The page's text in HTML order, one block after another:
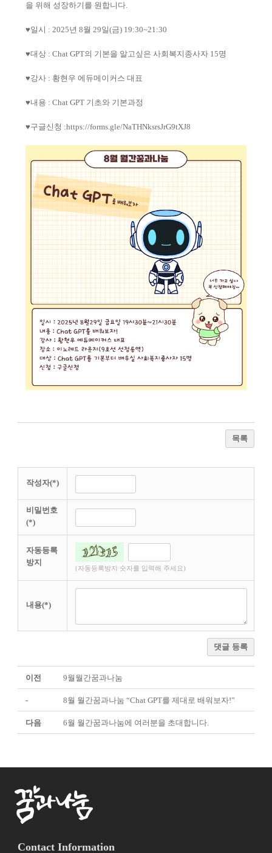
을 위해 성장하기를 원합니다.
♥일시 : 2025년 8월 29일(금) 19:30~21:30
♥대상 : Chat GPT의 기본을 알고싶은 사회복지종사자 15명
♥강사 : 황현우 에듀메이커스 대표
♥내용 : Chat GPT 기초와 기본과정
♥구글신청 :https://forms.gle/NaTHNksrsJrG9tXJ8
목록
작성자(*)
비밀번호
(*)
자동등록
방지
(자동등록방지 숫자를 입력해 주세요)
내용(*)
댓글 등록
이전 9월월간꿈과나눔
- 8월 월간꿈과나눔 “Chat GPT를 제대로 배워보자!”
다음 6월 월간꿈과나눔에 여러분을 초대합니다.
Contact Information